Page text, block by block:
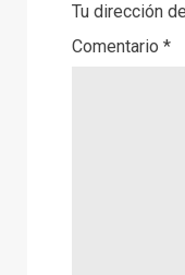
Tu dirección
Comentario *